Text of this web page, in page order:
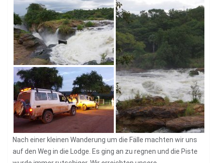
Nach einer kleinen Wanderung um die Fälle machten wir uns
auf den Weg in die Lodge. Es ging an zu regnen und die Piste